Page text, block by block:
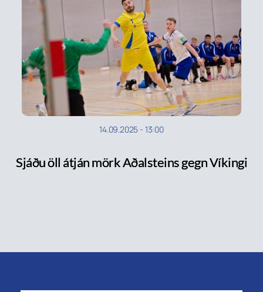
14.09.2025 - 13:00
Sjáðu öll átján mörk Aðalsteins gegn Víkingi